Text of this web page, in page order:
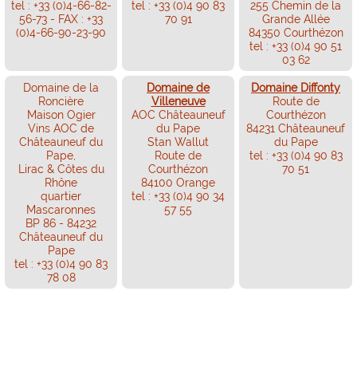
tel : +33 (0)4-66-82-
56-73 - FAX : +33
(0)4-66-90-23-90
tel : +33 (0)4 90 83
70 91
255 Chemin de la
Grande Allée
84350 Courthézon
tel : +33 (0)4 90 51
03 62
Domaine de la
Roncière
Maison Ogier
Vins AOC de
Châteauneuf du
Pape,
Lirac & Côtes du
Rhône
quartier
Mascaronnes
BP 86 - 84232
Châteauneuf du
Pape
tel : +33 (0)4 90 83
78 08
Domaine de
Villeneuve
AOC Châteauneuf
du Pape
Stan Wallut
Route de
Courthézon
84100 Orange
tel : +33 (0)4 90 34
57 55
Domaine Diffonty
Route de
Courthézon
84231 Châteauneuf
du Pape
tel : +33 (0)4 90 83
70 51